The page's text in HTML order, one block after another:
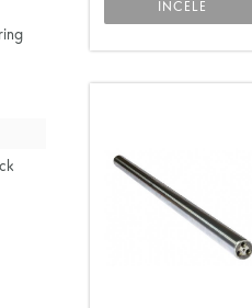
İNCELE